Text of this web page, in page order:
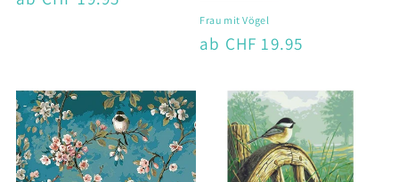
Frau mit Vögel
Normaler
ab CHF 19.95